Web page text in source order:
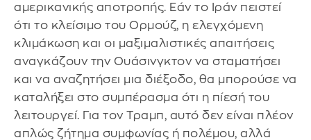
αμερικανικής αποτροπής. Εάν το Ιράν πειστεί
ότι το κλείσιμο του Ορμούζ, η ελεγχόμενη
κλιμάκωση και οι μαξιμαλιστικές απαιτήσεις
αναγκάζουν την Ουάσινγκτον να σταματήσει
και να αναζητήσει μια διέξοδο, θα μπορούσε να
καταλήξει στο συμπέρασμα ότι η πίεσή του
λειτουργεί. Για τον Τραμπ, αυτό δεν είναι πλέον
απλώς ζήτημα συμφωνίας ή πολέμου, αλλά